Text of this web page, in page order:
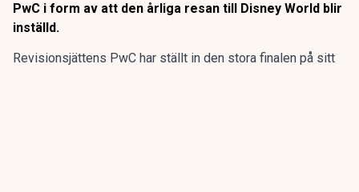
PwC i form av att den årliga resan till Disney World blir
inställd.
Revisionsjättens PwC har ställt in den stora finalen på sitt